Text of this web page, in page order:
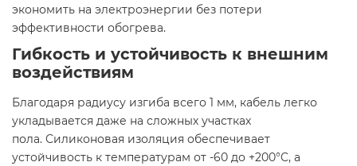
экономить на электроэнергии без потери
эффективности обогрева.
Гибкость и устойчивость к внешним
воздействиям
Благодаря радиусу изгиба всего 1 мм, кабель легко
укладывается даже на сложных участках
пола. Силиконовая изоляция обеспечивает
устойчивость к температурам от -60 до +200°C, а